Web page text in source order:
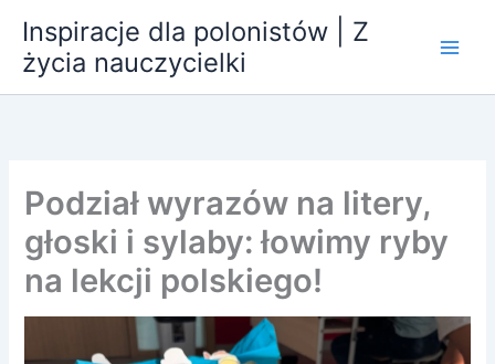
treści
Inspiracje dla polonistów | Z
życia nauczycielki
Podział wyrazów na litery,
głoski i sylaby: łowimy ryby
na lekcji polskiego!